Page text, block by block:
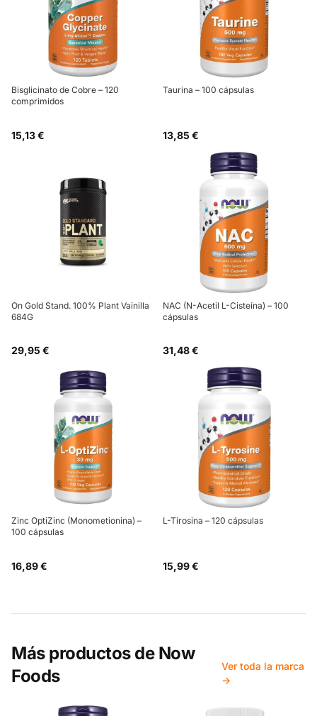
Bisglicinato de Cobre – 120
comprimidos
15,13 €
Taurina – 100 cápsulas
13,85 €
On Gold Stand. 100% Plant Vainilla
684G
29,95 €
NAC (N-Acetil L-Cisteína) – 100
cápsulas
31,48 €
Zinc OptiZinc (Monometionina) –
100 cápsulas
16,89 €
L-Tirosina – 120 cápsulas
15,99 €
Más productos de Now
Foods
Ver toda la marca
→